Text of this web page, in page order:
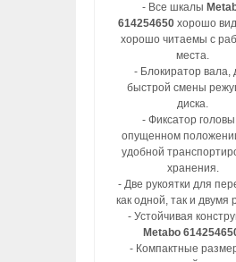
- Все шкалы
614254650 хорошо
хорошо читаемы с
места.
- Блокиратор вала,
быстрой смены
диска.
- Фиксатор
опущенном
удобной
хранения.
- Две рукоятки для
как одной, так и двумя
- Устойчивая
Metabo
- Компактные